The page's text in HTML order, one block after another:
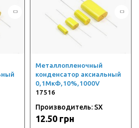
Металлопленочный
конденсатор аксиальный
0,1МкФ,10%,1000V
17516
Производитель: SX
12.50 грн